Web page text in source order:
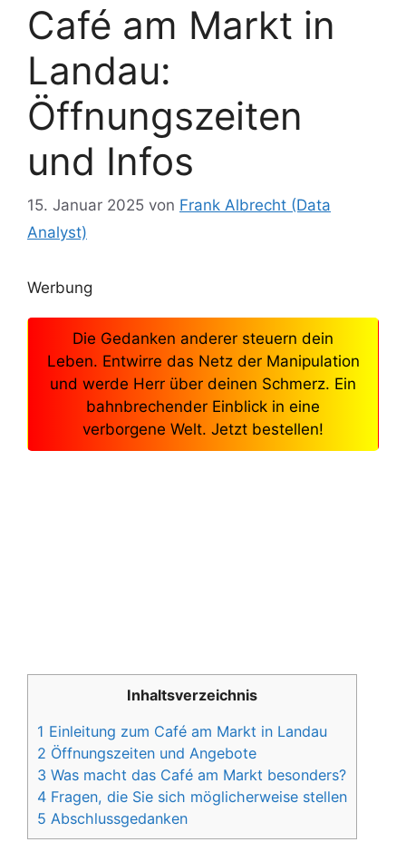
Café am Markt in
Landau:
Öffnungszeiten
und Infos
15. Januar 2025 von Frank Albrecht (Data
Analyst)
Werbung
Die Gedanken anderer steuern dein
Leben. Entwirre das Netz der Manipulation
und werde Herr über deinen Schmerz. Ein
bahnbrechender Einblick in eine
verborgene Welt. Jetzt bestellen!
Inhaltsverzeichnis
1 Einleitung zum Café am Markt in Landau
2 Öffnungszeiten und Angebote
3 Was macht das Café am Markt besonders?
4 Fragen, die Sie sich möglicherweise stellen
5 Abschlussgedanken